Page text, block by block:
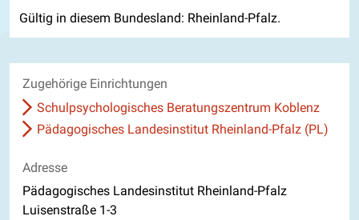
Gültig in diesem Bundesland: Rheinland-Pfalz.
Zugehörige Einrichtungen
Schulpsychologisches Beratungszentrum Koblenz
Pädagogisches Landesinstitut Rheinland-Pfalz (PL)
Adresse
Pädagogisches Landesinstitut Rheinland-Pfalz
Luisenstraße 1-3